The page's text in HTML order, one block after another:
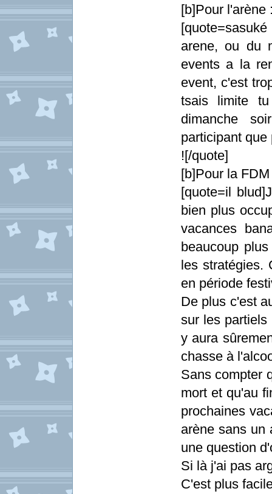
[b]Pour l'arène
arene, ou du
events a la
event, c'est
tsais limite
dimanche
participant
![/quote]
[b]Pour la
[quote=il
bien plus
vacances
beaucoup
les stratégies.
en période
De plus c'est
sur les partiels
y aura
chasse à
Sans compter
mort et qu'au
prochaines
arène sans un
une question
Si là j'ai pas
C'est plus